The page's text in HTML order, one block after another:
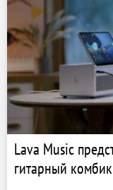
Lava Music
гитарный